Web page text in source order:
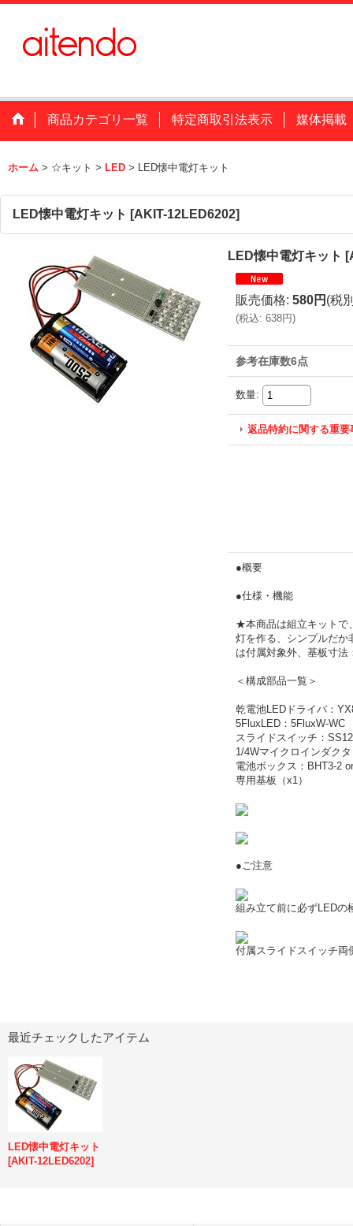
商品カテゴリ一覧 特定商取引法表示 媒体掲載
ホーム > ☆キット > LED > LED懐中電灯キット
LED懐中電灯キット [AKIT-12LED6202]
LED懐中電灯キット [
販売価格: 580円 (税
(税込: 638円)
参考在庫数6点
数量:
返品特約に関する重要
●概要
●仕様・機能
★本商品は組立キットで
灯を作る、シンプルだか
は付属対象外、基板寸
＜構成部品一覧＞
乾電池LEDドライバ：
5FluxLED：5FluxW-WC
スライドスイッチ：
1/4Wマイクロインダク
電池ボックス：BHT3-2
専用基板（x1）
●ご注意
組み立て前に必ずLEDの
付属スライドスイッチ両
最近チェックしたアイテム
LED懐中電灯キット
[AKIT-12LED6202]